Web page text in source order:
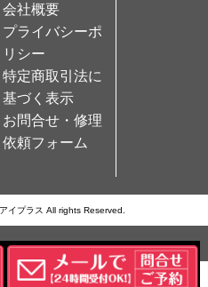
会社概要
プライバシーポ
リシー
特定商取引法に
基づく表示
お問合せ・修理
依頼フォーム
イプラス All rights Reserved.